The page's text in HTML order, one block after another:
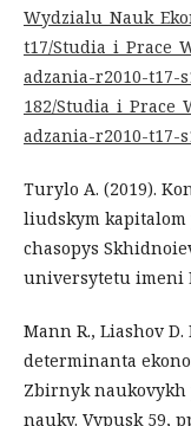
t17/
adzania-r2010-t17-
182/
adzania-r2010-t17-
Turylo A. (2019).
liudskym
chasopys
universytetu imeni
Mann R., Liashov
determinanta
Zbirnyk naukovykh
nauky. Vypusk 59,